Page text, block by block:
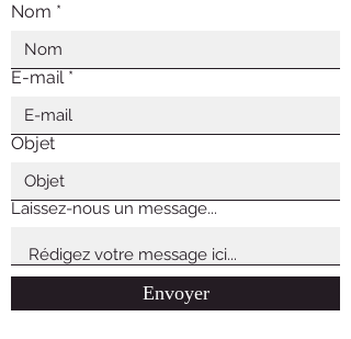
Nom
E-mail
Objet
Laissez-nous un message...
Envoyer